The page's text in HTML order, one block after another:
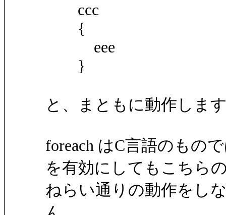
ccc
{
eee
}
と、まともに動作しま
foreach はC言語のもの
を有効にしてもこちら
ねらい通りの動作をし